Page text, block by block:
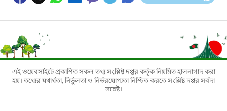
এই ওয়েবসাইটে প্রকাশিত সকল তথ্য সংশ্লিষ্ট দপ্তর কর্তৃক নিয়মিত হালনাগাদ করা
হয়। তথ্যের যথার্থতা, নির্ভুলতা ও নির্ভরযোগ্যতা নিশ্চিত করতে সংশ্লিষ্ট দপ্তর সর্বদা
সচেষ্ট।